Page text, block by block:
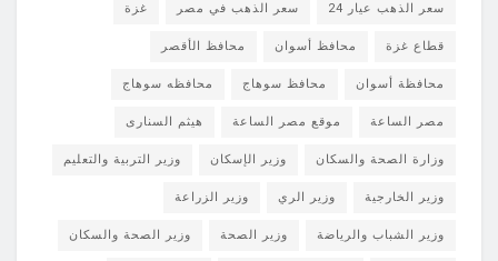
سعر الذهب عيار 24 سعر الذهب في مصر غزة
قطاع غزة محافظ أسوان محافظ الأقصر
محافظة أسوان محافظ سوهاج محافظه سوهاج
مصر الساعة موقع مصر الساعة هيثم السنارى
وزارة الصحة والسكان وزير الإسكان وزير التربية والتعليم
وزير الخارجية وزير الري وزير الزراعة
وزير الشباب والرياضة وزير الصحة وزير الصحة والسكان